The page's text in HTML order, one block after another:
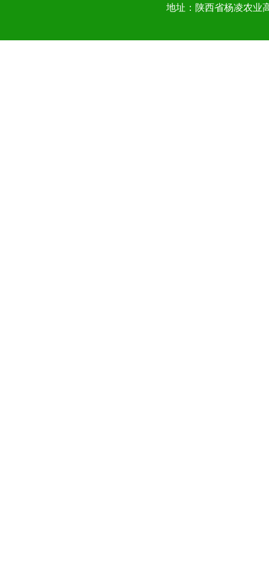
地址：陕西省杨凌农业